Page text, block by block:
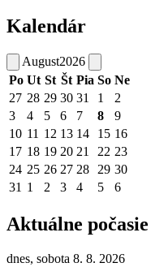
Kalendár
August2026
Po Ut St Št Pia So Ne
27 28 29 30 31 1
2
3
4 5 6 7 8
9
10 11 12 13 14 15 16
17 18 19 20 21 22 23
24 25 26 27 28 29 30
31 1 2 3 4 5 6
Aktuálne počasie
dnes, sobota 8. 8. 2026